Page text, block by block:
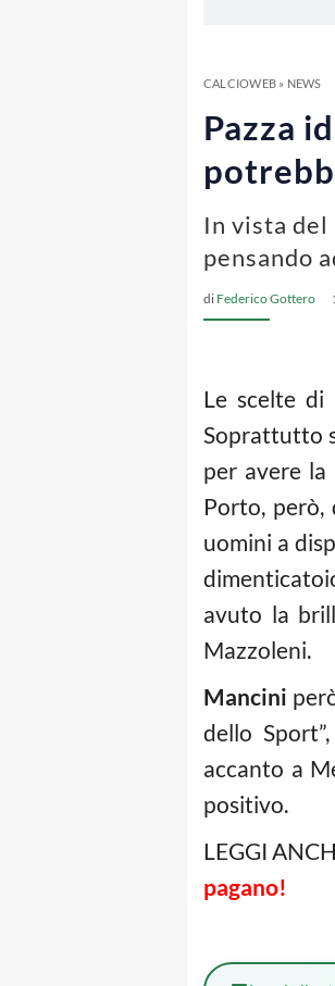
CALCIOWEB» NEWS
Pazza
In vista
pensando
di Federico Gottero
Le scelte di
Soprattutto
per avere la
Porto, però,
uomini a
avuto la
Mazzoleni.
Mancini
dello
accanto a
positivo.
LEGGI
pagano!